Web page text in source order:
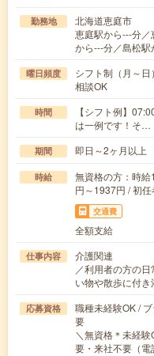
勤務地
北海道恵庭市
恵庭駅から---分
から---分／島松駅
曜日頻度
シフト制（月～
相談OK
時間
【シフト例】
は一例です！そ…
期間 即日～2ヶ月以上
時給
無資格の方：時
円～1937円 / 初
交通費
全額支給
仕事内容
介護関連
／利用者の方の
い物や散歩に付
応募資格
職種未経験OK /
要
＼無資格＊未経
要・来社不要（